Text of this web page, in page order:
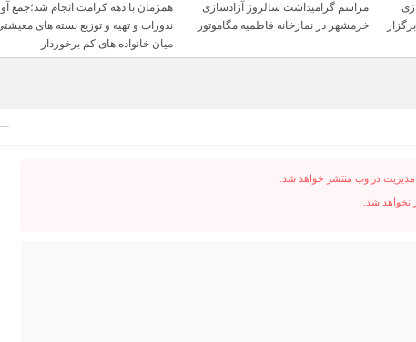
1 سال قبل
مراسم گرامیداشت سالروز آزادسازی
خرمشهر در نمازخانه فاطمیه مگاموتور
1 سال قبل
همزمان با دهه کرامت انجام شد؛جمع
نذورات و تهیه و توزیع بسته های
میان خانواده های کم برخوردار
در وب منتشر خواهد شد.
نخواهد شد.